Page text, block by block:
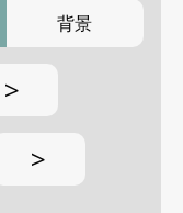
背景
>
>